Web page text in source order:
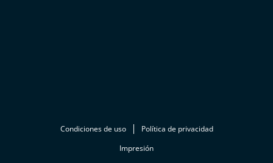
Condiciones de uso
Política de privacidad
Impresión